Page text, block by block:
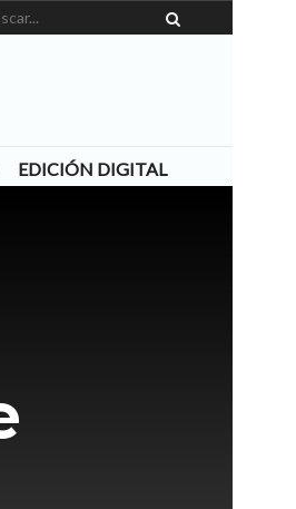
EDICIÓN DIGITAL